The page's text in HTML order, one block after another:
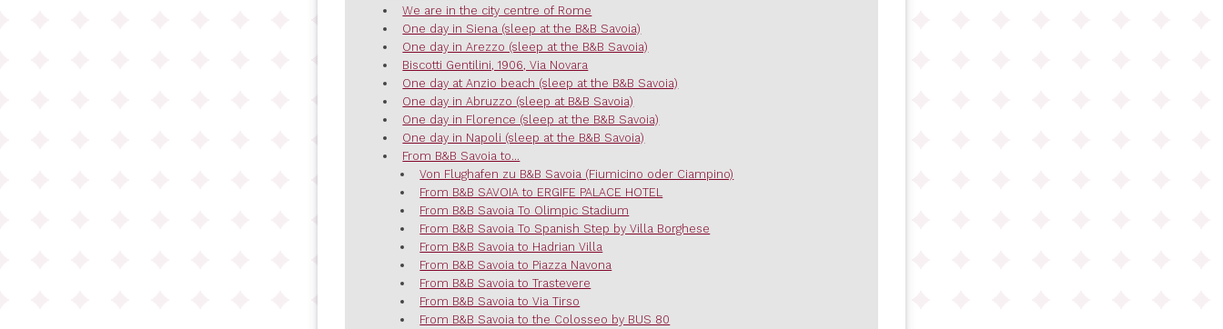
We are in the city centre of Rome
One day in Siena (sleep at the B&B Savoia)
One day in Arezzo (sleep at the B&B Savoia)
Biscotti Gentilini, 1906, Via Novara
One day at Anzio beach (sleep at the B&B Savoia)
One day in Abruzzo (sleep at B&B Savoia)
One day in Florence (sleep at the B&B Savoia)
One day in Napoli (sleep at the B&B Savoia)
From B&B Savoia to...
Von Flughafen zu B&B Savoia (Fiumicino oder Ciampino)
From B&B SAVOIA to ERGIFE PALACE HOTEL
From B&B Savoia To Olimpic Stadium
From B&B Savoia To Spanish Step by Villa Borghese
From B&B Savoia to Hadrian Villa
From B&B Savoia to Piazza Navona
From B&B Savoia to Trastevere
From B&B Savoia to Via Tirso
From B&B Savoia to the Colosseo by BUS 80